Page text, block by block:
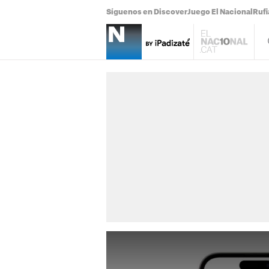
Síguenos en DiscoverJuego El Nacional